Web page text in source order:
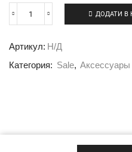
ДОДАТИ В
Артикул: Н/Д
Категория: Sale, Аксессуары